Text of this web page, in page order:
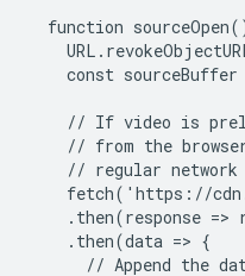
function
const
// If video is
// from the
// regular network
fetch('https://
.then(response =>
    .then(data => {
// Append the